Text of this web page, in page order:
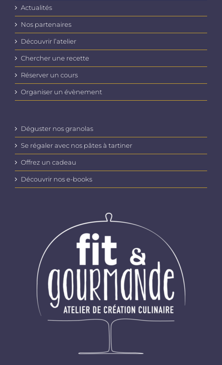
Actualités
Nos partenaires
Découvrir l’atelier
Chercher une recette
Réserver un cours
Organiser un évènement
Déguster nos granolas
Se régaler avec nos pâtes à tartiner
Offrez un cadeau
Découvrir nos e-books